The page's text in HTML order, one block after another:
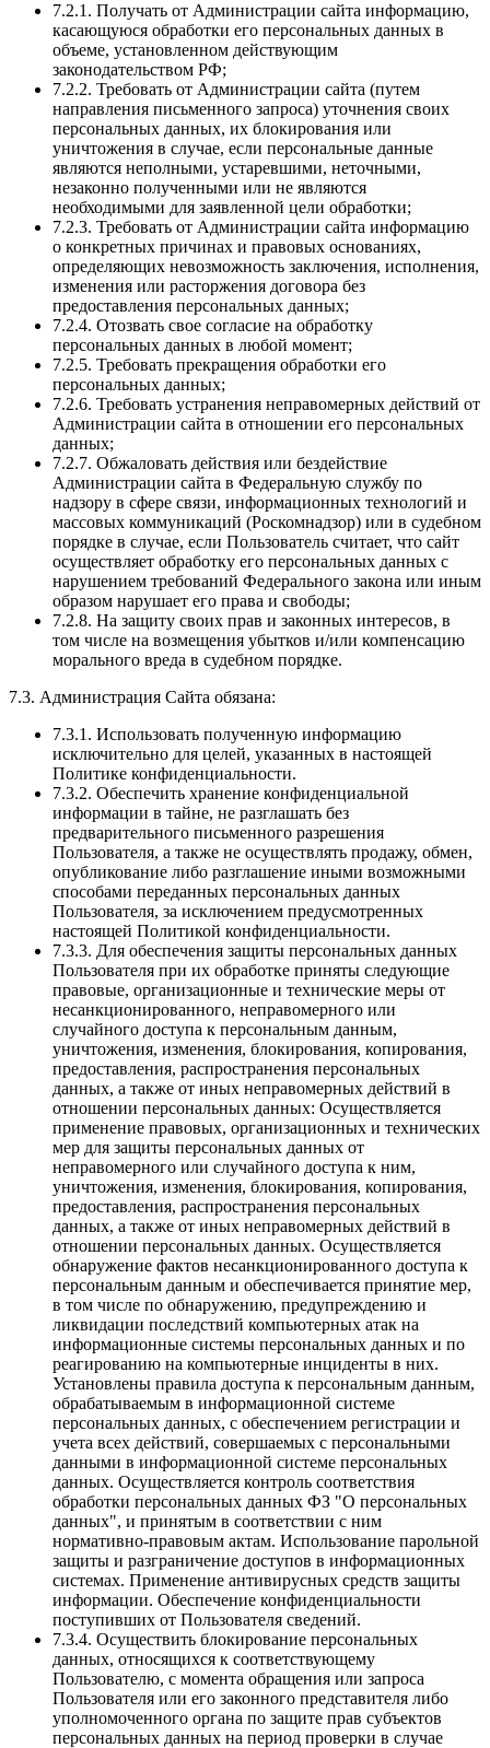
7.2.1. Получать от Администрации сайта информацию,
касающуюся обработки его персональных данных в
объеме, установленном действующим
законодательством РФ;
7.2.2. Требовать от Администрации сайта (путем
направления письменного запроса) уточнения своих
персональных данных, их блокирования или
уничтожения в случае, если персональные данные
являются неполными, устаревшими, неточными,
незаконно полученными или не являются
необходимыми для заявленной цели обработки;
7.2.3. Требовать от Администрации сайта информацию
о конкретных причинах и правовых основаниях,
определяющих невозможность заключения, исполнения,
изменения или расторжения договора без
предоставления персональных данных;
7.2.4. Отозвать свое согласие на обработку
персональных данных в любой момент;
7.2.5. Требовать прекращения обработки его
персональных данных;
7.2.6. Требовать устранения неправомерных действий от
Администрации сайта в отношении его персональных
данных;
7.2.7. Обжаловать действия или бездействие
Администрации сайта в Федеральную службу по
надзору в сфере связи, информационных технологий и
массовых коммуникаций (Роскомнадзор) или в судебном
порядке в случае, если Пользователь считает, что сайт
осуществляет обработку его персональных данных с
нарушением требований Федерального закона или иным
образом нарушает его права и свободы;
7.2.8. На защиту своих прав и законных интересов, в
том числе на возмещения убытков и/или компенсацию
морального вреда в судебном порядке.
7.3. Администрация Сайта обязана:
7.3.1. Использовать полученную информацию
исключительно для целей, указанных в настоящей
Политике конфиденциальности.
7.3.2. Обеспечить хранение конфиденциальной
информации в тайне, не разглашать без
предварительного письменного разрешения
Пользователя, а также не осуществлять продажу, обмен,
опубликование либо разглашение иными возможными
способами переданных персональных данных
Пользователя, за исключением предусмотренных
настоящей Политикой конфиденциальности.
7.3.3. Для обеспечения защиты персональных данных
Пользователя при их обработке приняты следующие
правовые, организационные и технические меры от
несанкционированного, неправомерного или
случайного доступа к персональным данным,
уничтожения, изменения, блокирования, копирования,
предоставления, распространения персональных
данных, а также от иных неправомерных действий в
отношении персональных данных: Осуществляется
применение правовых, организационных и технических
мер для защиты персональных данных от
неправомерного или случайного доступа к ним,
уничтожения, изменения, блокирования, копирования,
предоставления, распространения персональных
данных, а также от иных неправомерных действий в
отношении персональных данных. Осуществляется
обнаружение фактов несанкционированного доступа к
персональным данным и обеспечивается принятие мер,
в том числе по обнаружению, предупреждению и
ликвидации последствий компьютерных атак на
информационные системы персональных данных и по
реагированию на компьютерные инциденты в них.
Установлены правила доступа к персональным данным,
обрабатываемым в информационной системе
персональных данных, с обеспечением регистрации и
учета всех действий, совершаемых с персональными
данными в информационной системе персональных
данных. Осуществляется контроль соответствия
обработки персональных данных ФЗ "О персональных
данных", и принятым в соответствии с ним
нормативно-правовым актам. Использование парольной
защиты и разграничение доступов в информационных
системах. Применение антивирусных средств защиты
информации. Обеспечение конфиденциальности
поступивших от Пользователя сведений.
7.3.4. Осуществить блокирование персональных
данных, относящихся к соответствующему
Пользователю, с момента обращения или запроса
Пользователя или его законного представителя либо
уполномоченного органа по защите прав субъектов
персональных данных на период проверки в случае